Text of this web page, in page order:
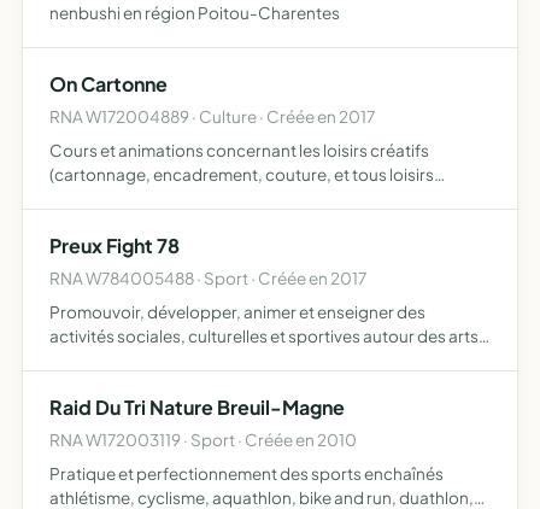
nenbushi en région Poitou-Charentes
On Cartonne
RNA W172004889 · Culture · Créée en 2017
Cours et animations concernant les loisirs créatifs
(cartonnage, encadrement, couture, et tous loisirs
Preux Fight 78
RNA W784005488 · Sport · Créée en 2017
Promouvoir, développer, animer et enseigner des
activités sociales, culturelles et sportives autour des arts
Raid Du Tri Nature Breuil-Magne
RNA W172003119 · Sport · Créée en 2010
Pratique et perfectionnement des sports enchaînés
athlétisme, cyclisme, aquathlon, bike and run, duathlon,